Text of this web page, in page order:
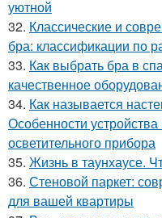
уютной
32. Классические и
бра: классификации по
33. Как выбрать бра в
качественное
34. Как называется
Особенности
осветительного прибора
35. Жизнь в таунхаусе.
36. Стеновой паркет:
для вашей квартиры